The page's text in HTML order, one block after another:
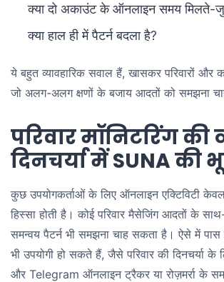
क्या दो अकाउंट के ऑनलाइन समय मिलते-
क्या हाल ही में पैटर्न बदला है?
ये बहुत व्यावहारिक सवाल हैं, खासकर परिवारों और
जो अलग-अलग क्षणों के बजाय आदतों को समझना
परिवार मॉनिटरिंग की
दिनचर्या में SUNA की
कुछ उपयोगकर्ताओं के लिए ऑनलाइन एक्टिविटी
हिस्सा होती है। कोई परिवार मैसेजिंग आदतों के
समन्वय पैटर्न भी समझना चाह सकता है। ऐसे में
भी उपयोगी हो सकते हैं, जैसे परिवार की दिनचर्या
और Telegram ऑनलाइन ट्रैकर या रोज़मर्रा के